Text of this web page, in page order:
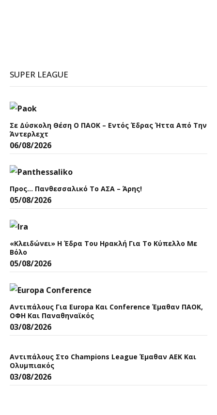
SUPER LEAGUE
Σε Δύσκολη Θέση Ο ΠΑΟΚ – Εντός Έδρας Ήττα Από Την
Άντερλεχτ
06/08/2026
Προς… Πανθεσσαλικό Το ΑΣΑ – Άρης!
05/08/2026
«Κλειδώνει» Η Έδρα Του Ηρακλή Για Το Κύπελλο Με
Βόλο
05/08/2026
Αντιπάλους Για Europa Και Conference Έμαθαν ΠΑΟΚ,
ΟΦΗ Και Παναθηναϊκός
03/08/2026
Αντιπάλους Στο Champions League Έμαθαν ΑΕΚ Και
Ολυμπιακός
03/08/2026